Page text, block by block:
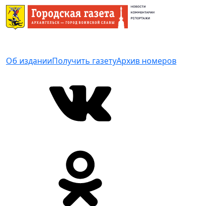
Об изданииПолучить газетуАрхив номеров